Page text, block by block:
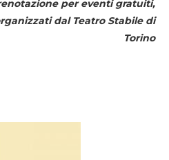
per eventi gratuiti,
dal Teatro Stabile di
Torino